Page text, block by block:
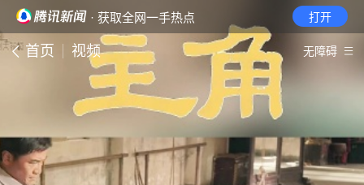
· 获取全网一手热点 打开
首页 视频 无障碍